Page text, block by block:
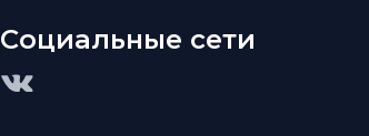
Социальные сети